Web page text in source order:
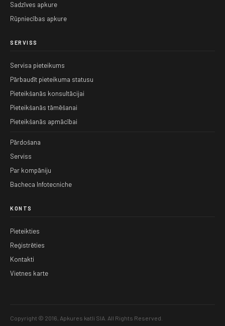
Sadzīves apkure
Rūpniecības apkure
SERVISS
Servisa pieteikums
Pārbaudīt pieteikuma statusu
Pieteikšanās konsultācijai
Pieteikšanās tāmēšanai
Pieteikšanās apmācībai
Pārdošana
Serviss
Par kompāniju
Bacheca Infotecniche
KONTS
Pieteikties
Reģistrēties
Kontakti
Vietnes karte
Copyright © 2016, Apkures katli SIA. All Rights Reserved.